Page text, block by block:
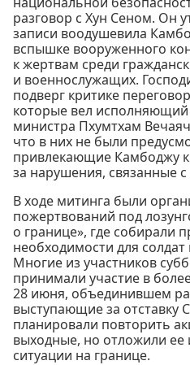
разговор с Хун Сеном. Он
записи воодушевила
вспышке вооруженного
к жертвам среди
и военнослужащих.
подверг критике
которые вел
министра Пхумтхам
что в них не были
привлекающие Камбоджу к
за нарушения, связанные
В ходе митинга были
пожертвований под
о границе», где собирали
необходимости для
Многие из участников
принимали участие в
28 июня, объединившем
выступающие за отставку
планировали повторить
выходные, но отложили ее
ситуации на границе.